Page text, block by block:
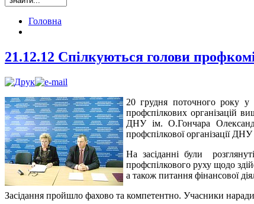
Головна
21.12.12 Спілкуються голови
20 грудня поточного року у
профспілкових організацій
ДНУ ім. О.Гончара
профспілкової організації
На засіданні були
профспілкового руху щодо
а також питання фінансової
Засідання пройшло фахово та компетентно. Учасники